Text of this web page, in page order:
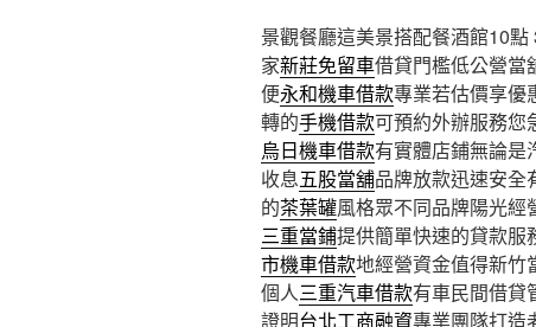
景觀餐廳這美景搭配餐酒館10點
家新莊免留車借貸門檻低公營當
便永和機車借款專業若估價享優
轉的手機借款可預約外辦服務您
烏日機車借款有實體店鋪無論是
收息五股當舖品牌放款迅速安全
的茶葉罐風格眾不同品牌陽光經
三重當鋪提供簡單快速的貸款服
市機車借款地經營資金值得新竹
個人三重汽車借款有車民間借貸
證明台北工商融資專業團隊打造